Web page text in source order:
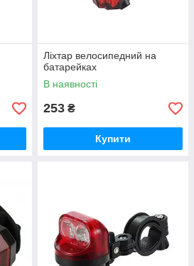
Ліхтар велосипедний на
батарейках
В наявності
253 ₴
Купити